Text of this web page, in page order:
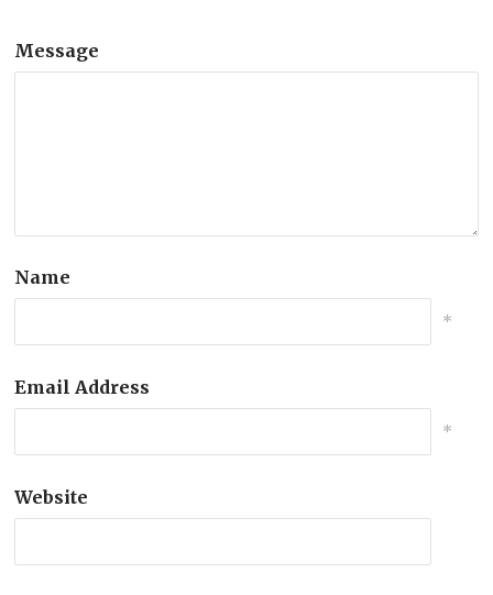
Message
Name
*
Email Address
*
Website